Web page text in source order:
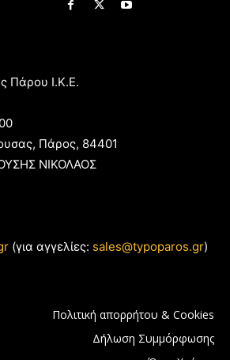
Πάρου Ι.Κ.Ε.
Πάρος, 84401
ΝΙΚΟΛΑΟΣ
(για αγγελίες: sales@typoparos.gr)
Πολιτική απορρήτου & Cookies
Δήλωση Συμμόρφωσης